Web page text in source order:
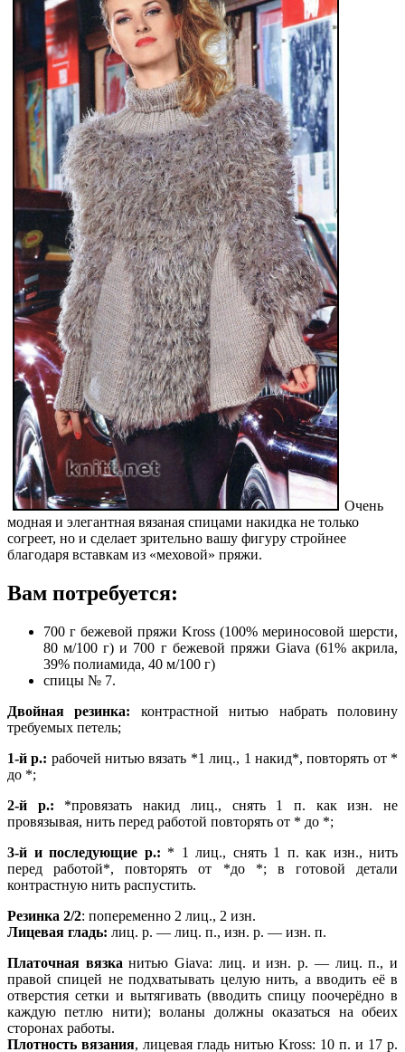
Очень
модная и элегантная вязаная спицами накидка не только
согреет, но и сделает зрительно вашу фигуру стройнее
благодаря вставкам из «меховой» пряжи.
Вам потребуется:
700 г бежевой пряжи Kross (100% мериносовой шерсти,
80 м/100 г) и 700 г бежевой пряжи Giava (61% акрила,
39% полиамида, 40 м/100 г)
спицы № 7.
Двойная резинка: контрастной нитью набрать половину
требуемых петель;
1-й р.: рабочей нитью вязать *1 лиц., 1 накид*, повторять от *
до *;
2-й р.: *провязать накид лиц., снять 1 п. как изн. не
провязывая, нить перед работой повторять от * до *;
3-й и последующие р.: * 1 лиц., снять 1 п. как изн., нить
перед работой*, повторять от *до *; в готовой детали
контрастную нить распустить.
Резинка 2/2: попеременно 2 лиц., 2 изн.
Лицевая гладь: лиц. р. — лиц. п., изн. р. — изн. п.
Платочная вязка нитью Giava: лиц. и изн. р. — лиц. п., и
правой спицей не подхватывать целую нить, а вводить её в
отверстия сетки и вытягивать (вводить спицу поочерёдно в
каждую петлю нити); воланы должны оказаться на обеих
сторонах работы.
Плотность вязания, лицевая гладь нитью Kross: 10 п. и 17 р.